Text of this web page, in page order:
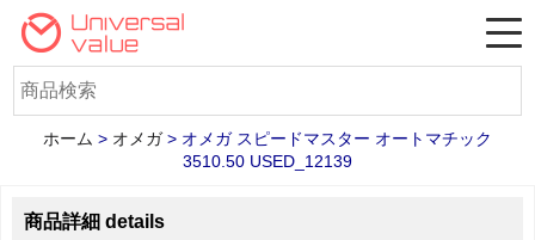
ホーム > オメガ> オメガ スピードマスター オートマチック
3510.50 USED_12139
商品詳細 details